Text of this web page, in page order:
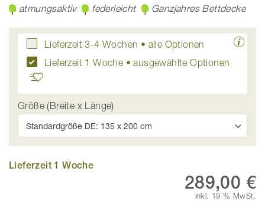
atmungsaktiv federleicht Ganzjahres Bettdecke
Lieferzeit 3-4 Wochen • alle Optionen
Lieferzeit 1 Woche • ausgewählte Optionen
Größe (Breite x Länge)
Lieferzeit 1 Woche
289,00 €
inkl. 19 % MwSt.